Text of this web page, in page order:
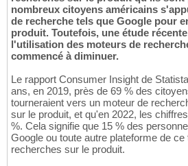
nombreux citoyens américains
de recherche tels que Google pour
produit. Toutefois, une étude
l'utilisation des moteurs de
commencé à diminuer.
Le rapport Consumer Insight de
ans, en 2019, près de 69 % des
tourneraient vers un moteur de
sur le produit, et qu'en 2022, les
%. Cela signifie que 15 % des
Google ou toute autre plateforme de
recherches sur le produit.